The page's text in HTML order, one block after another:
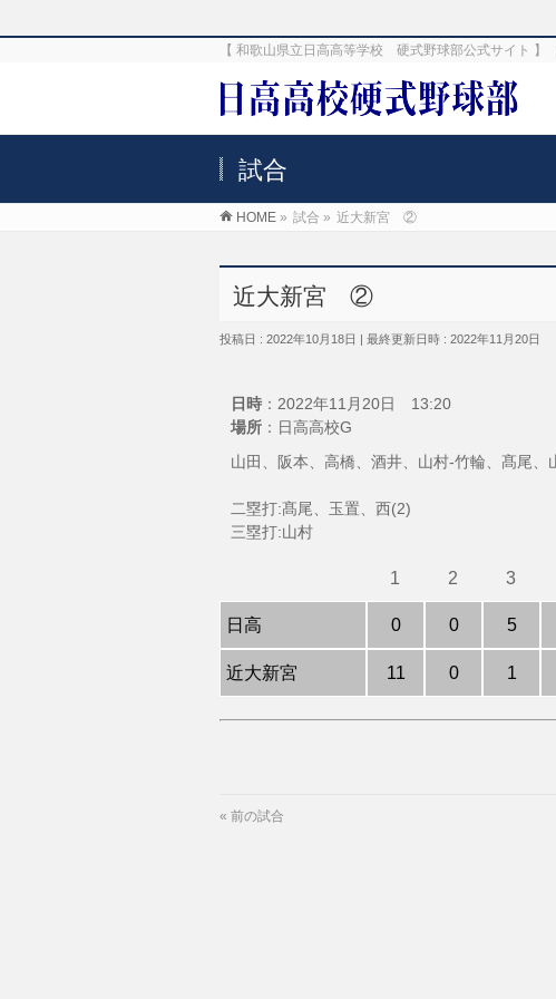
【 和歌山県立日高高等学校 硬式野球部公式サイト
試合
HOME » 試合 » 近大新宮 ②
近大新宮 ②
投稿日 : 2022年10月18日 最終更新日時 : 2022年11月20日
日時 ：2022年11月20日 13:20
場所 ：日高高校G
山田、阪本、高橋、酒井、山村-竹輪、髙尾、
二塁打:髙尾、玉置、西(2)
三塁打:山村
日高
近大新宮
1
0
11
2
0
0
3
5
1
« 前の試合